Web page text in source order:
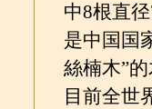
中8根直
是中国国
絲楠木”
目前全世